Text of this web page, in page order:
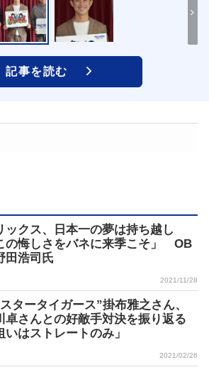
記事を読む
ックス、日本一の夢は持ち越し
の悔しさをバネに来季こそ」 OB
田浩司氏
2021/11/28
タータイガース”掛布雅之さん、
卓さんとの好敵手対決を振り返る
いはストレートのみ」
2021/02/26